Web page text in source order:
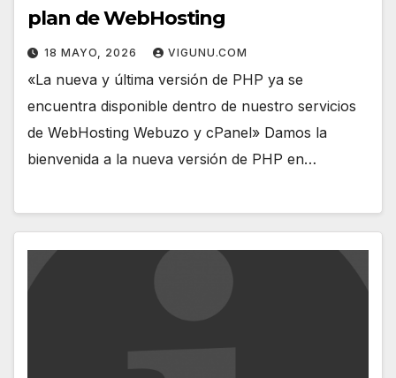
plan de WebHosting
18 MAYO, 2026 VIGUNU.COM
«La nueva y última versión de PHP ya se
encuentra disponible dentro de nuestro servicios
de WebHosting Webuzo y cPanel» Damos la
bienvenida a la nueva versión de PHP en…